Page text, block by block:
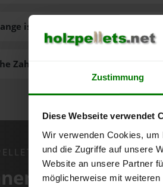
Zustimmung
Diese Webseite verwendet
Wir verwenden Cookies,
und die Zugriffe auf unsere
Website an unsere Partner
möglicherweise mit
Zahlungsarten gibt es?
ist die Lieferzeit der Pellets?
APP
Sie schon